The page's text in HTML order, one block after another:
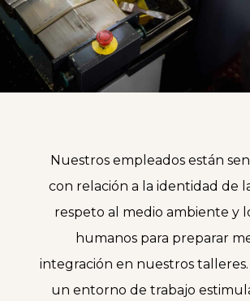
Nuestros empleados están
con relación a la identidad de
respeto al medio ambiente y
humanos para preparar
integración en nuestros
un entorno de trabajo